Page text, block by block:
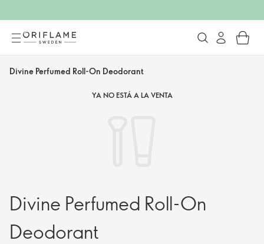
Divine Perfumed Roll-On Deodorant
YA NO ESTÁ A LA VENTA
Divine Perfumed Roll-On
Deodorant